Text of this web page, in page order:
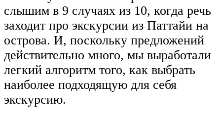
слышим в 9 случаях из 10, когда речь
заходит про экскурсии из Паттайи на
острова. И, поскольку предложений
действительно много, мы выработали
легкий алгоритм того, как выбрать
наиболее подходящую для себя
экскурсию.